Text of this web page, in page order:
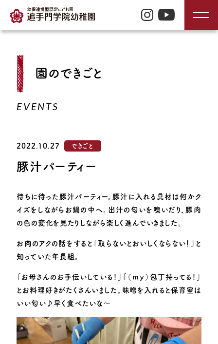
TOP
入園のご案内
子育て支援
お知らせ 園のできごと
動画で見る追手門学院幼稚園 採用情報
お問い合わせ このサイトについて
園のできごと
EVENTS
2022.10.27 できごと
豚汁パーティー
待ちに待った豚汁パーティー。豚汁に入れる具材は何かク
イズをしながらお鍋の中へ。出汁の匂いを嗅いだり、豚肉
の色の変化を見たりしながら楽しく進んでいきました。
お肉のアクの話をすると「取らないとおいしくならない！」と
知っていた年長組。
「お母さんのお手伝いしている！」「（ｍｙ）包丁持ってる！」
とお料理好きがたくさんいました。味噌を入れると保育室は
いい匂い♪早く食べたいな～